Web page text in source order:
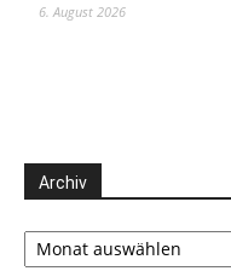
6. August 2026
Archiv
Archiv